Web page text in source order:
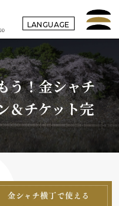
LANGUAGE
う！金シャチ
＆チケット完